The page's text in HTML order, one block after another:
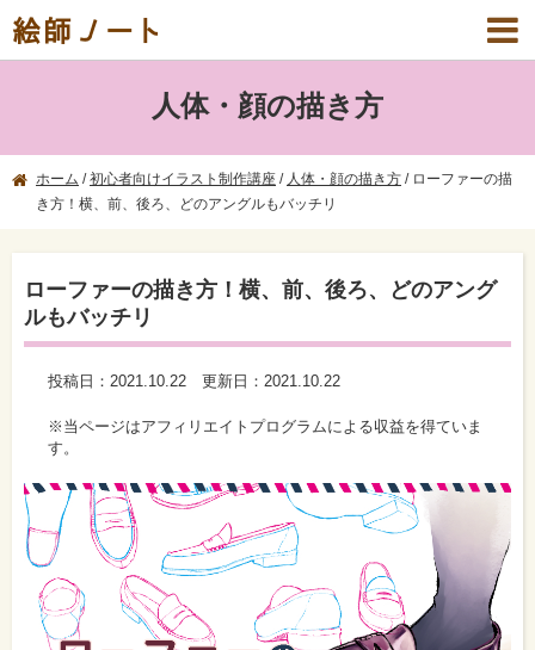
絵師ノート
人体・顔の描き方
ホーム /初心者向けイラスト制作講座 / 人体・顔の描き方 / ローファーの描
き方！横、前、後ろ、どのアングルもバッチリ
ローファーの描き方！横、前、後ろ、どのアング
ルもバッチリ
投稿日： 2021.10.22 更新日： 2021.10.22
※当ページはアフィリエイトプログラムによる収益を得ていま
す。